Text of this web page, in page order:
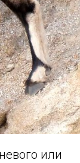
или